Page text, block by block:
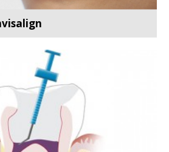
que se ocupa del